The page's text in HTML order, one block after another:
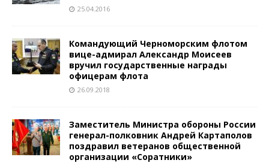
25.04.2016
Командующий Черноморским флотом
вице-адмирал Александр Моисеев
вручил государственные награды
офицерам флота
26.09.2018
Заместитель Министра обороны России
генерал-полковник Андрей Картаполов
поздравил ветеранов общественной
организации «Соратники»